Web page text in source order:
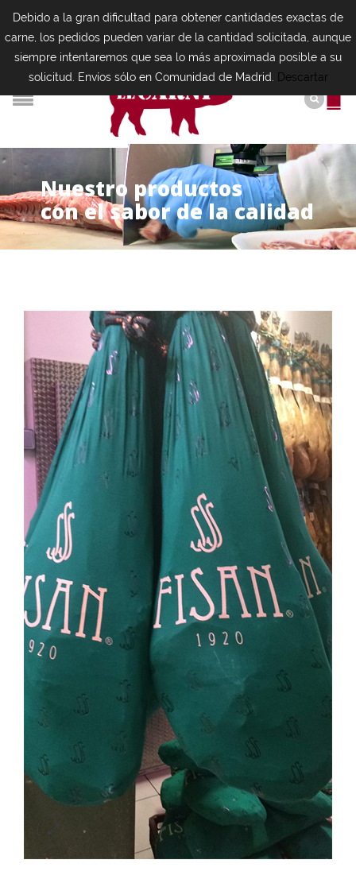
Nuestro productos
con el sabor de la calidad
Debido a la gran dificultad para obtener cantidades exactas de
carne, los pedidos pueden variar de la cantidad solicitada, aunque
siempre intentaremos que sea lo más aproximada posible a su
solicitud. Envíos sólo en Comunidad de Madrid.
Descartar